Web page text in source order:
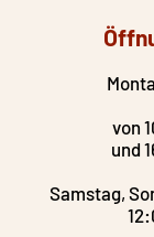
von
und
Samstag,